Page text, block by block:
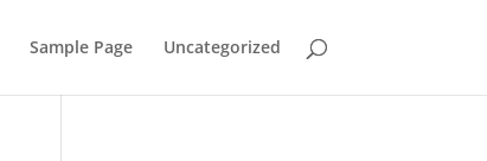
Sample Page Uncategorized